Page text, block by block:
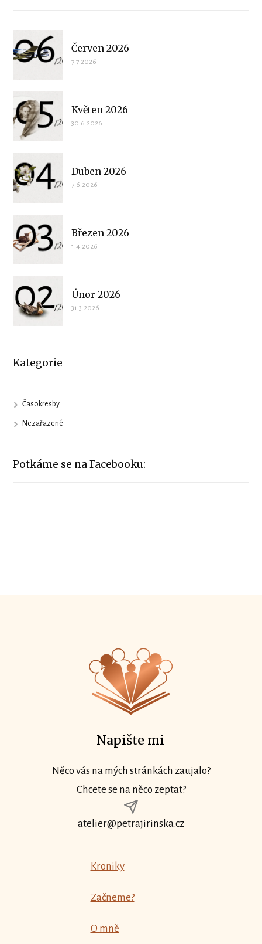
Červen 2026
7.7.2026
Květen 2026
30.6.2026
Duben 2026
7.6.2026
Březen 2026
1.4.2026
Únor 2026
31.3.2026
Kategorie
Časokresby
Nezařazené
Potkáme se na Facebooku:
Napište mi
Něco vás na mých stránkách zaujalo?
Chcete se na něco zeptat?
atelier@petrajirinska.cz
Kroniky
Začneme?
O mně